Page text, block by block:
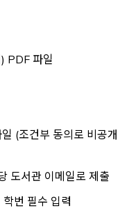
PDF 파일
(조건부 동의로 비공개
도서관 이메일로 제출
번 필수 입력